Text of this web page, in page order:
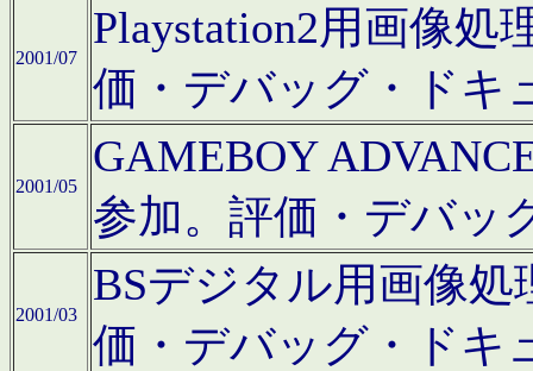
2001/07
Playstation2用画像
価・デバッグ・ドキ
2001/05
GAMEBOY
参加。評価・デバッ
2001/03
BSデジタル用画像
価・デバッグ・ドキ